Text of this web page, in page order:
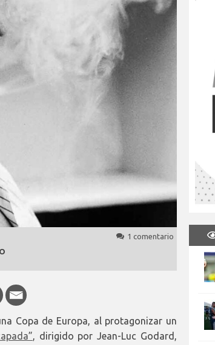
1 comentario
Copa de Europa, al protagonizar un
, dirigido por Jean-Luc Godard,